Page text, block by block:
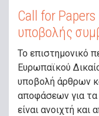
Call for
υποβολής
Το επιστημονικό
Ευρωπαϊκού
υποβολή άρθρων
αποφάσεων για
είναι ανοιχτή και